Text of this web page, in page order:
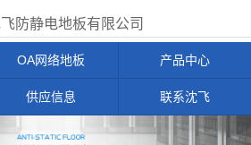
防静电地板有限公司
OA网络地板 产品中心
供应信息 联系沈飞